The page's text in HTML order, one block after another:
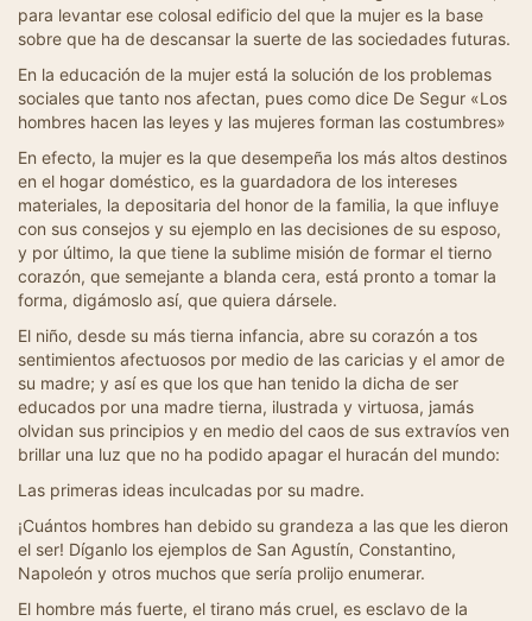
para levantar ese colosal edificio del que la mujer es la base
sobre que ha de descansar la suerte de las sociedades futuras.
En la educación de la mujer está la solución de los problemas
sociales que tanto nos afectan, pues como dice De Segur «Los
hombres hacen las leyes y las mujeres forman las costumbres»
En efecto, la mujer es la que desempeña los más altos destinos
en el hogar doméstico, es la guardadora de los intereses
materiales, la depositaria del honor de la familia, la que influye
con sus consejos y su ejemplo en las decisiones de su esposo,
y por último, la que tiene la sublime misión de formar el tierno
corazón, que semejante a blanda cera, está pronto a tomar la
forma, digámoslo así, que quiera dársele.
El niño, desde su más tierna infancia, abre su corazón a tos
sentimientos afectuosos por medio de las caricias y el amor de
su madre; y así es que los que han tenido la dicha de ser
educados por una madre tierna, ilustrada y virtuosa, jamás
olvidan sus principios y en medio del caos de sus extravíos ven
brillar una luz que no ha podido apagar el huracán del mundo:
Las primeras ideas inculcadas por su madre.
¡Cuántos hombres han debido su grandeza a las que les dieron
el ser! Díganlo los ejemplos de San Agustín, Constantino,
Napoleón y otros muchos que sería prolijo enumerar.
El hombre más fuerte, el tirano más cruel, es esclavo de la